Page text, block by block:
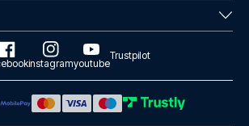
instagramyoutube
Trustpilot